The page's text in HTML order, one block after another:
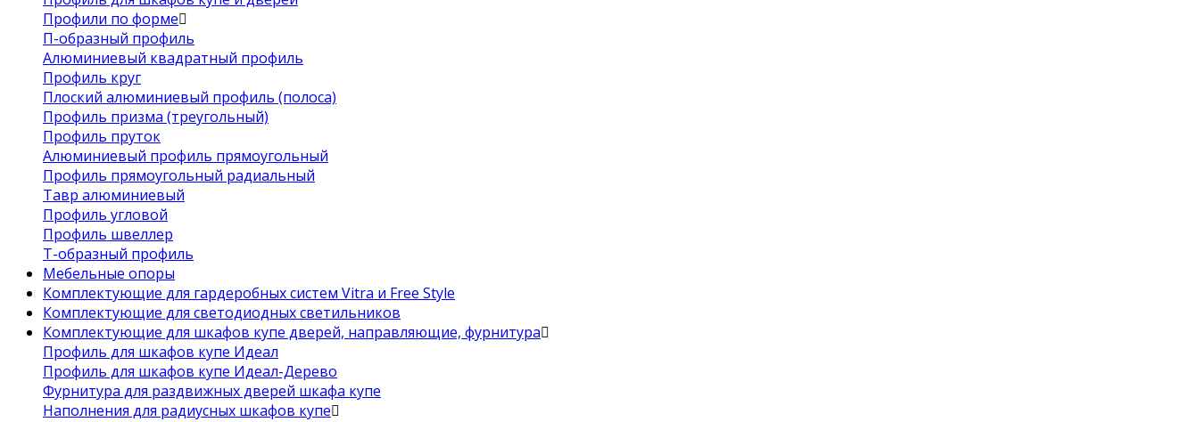
Профили по форме
П-образный профиль
Алюминиевый квадратный профиль
Профиль круг
Плоский алюминиевый профиль (полоса)
Профиль призма (треугольный)
Профиль пруток
Алюминиевый профиль прямоугольный
Профиль прямоугольный радиальный
Тавр алюминиевый
Профиль угловой
Профиль швеллер
Т-образный профиль
Мебельные опоры
Комплектующие для гардеробных систем Vitra и Free Style
Комплектующие для светодиодных светильников
Комплектующие для шкафов купе дверей, направляющие, фурнитура
Профиль для шкафов купе Идеал
Профиль для шкафов купе Идеал-Дерево
Фурнитура для раздвижных дверей шкафа купе
Наполнения для радиусных шкафов купе